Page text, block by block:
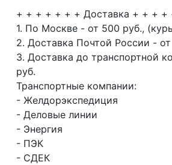
+ + + + + + + Доставка + + + +
1. По Москве - от 500 руб.,
2. Доставка Почтой России -
3. Доставка до транспортной
руб.
Транспортные компании:
- Желдорэкспедиция
- Деловые линии
- Энергия
- ПЭК
- СДЕК